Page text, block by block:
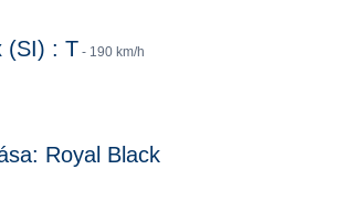
(SI) : T - 190 km/h
Royal Black